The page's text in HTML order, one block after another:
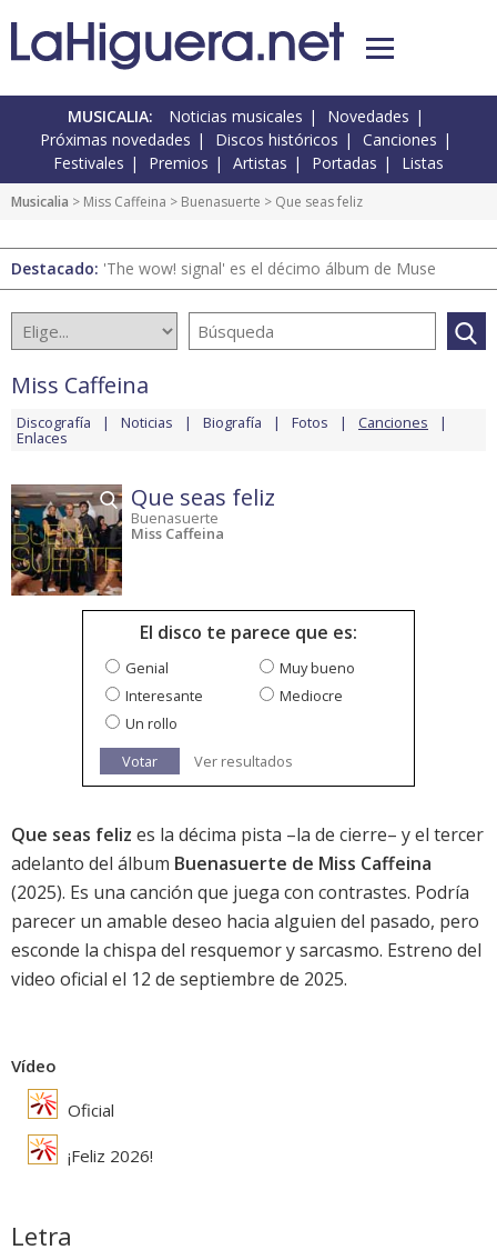
MUSICALIA: Noticias musicales
Novedades
Próximas novedades
Discos históricos
Canciones
Festivales
Premios Artistas Portadas Listas
Musicalia > Miss Caffeina > Buenasuerte > Que seas feliz
Destacado: 'The wow! signal' es el décimo álbum de Muse
Miss Caffeina
Discografía Noticias Biografía Fotos Canciones
Enlaces
Que seas feliz
Buenasuerte
Miss Caffeina
El disco te parece que es:
Genial
Muy bueno
Interesante
Mediocre
Un rollo
Votar
Ver resultados
Que seas feliz es la décima pista –la de cierre– y el tercer
adelanto del álbum Buenasuerte de Miss Caffeina
(2025). Es una canción que juega con contrastes. Podría
parecer un amable deseo hacia alguien del pasado, pero
esconde la chispa del resquemor y sarcasmo. Estreno del
video oficial el 12 de septiembre de 2025.
Vídeo
Oficial
¡Feliz 2026!
Letra